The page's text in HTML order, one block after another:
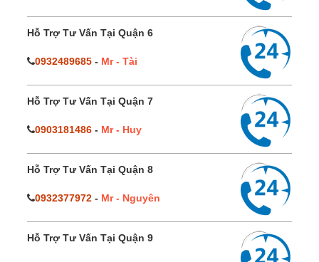
Hỗ Trợ Tư Vấn Tại Quận 6
0932489685 - Mr - Tài
Hỗ Trợ Tư Vấn Tại Quận 7
0903181486 - Mr - Huy
Hỗ Trợ Tư Vấn Tại Quận 8
0932377972 - Mr - Nguyên
Hỗ Trợ Tư Vấn Tại Quận 9